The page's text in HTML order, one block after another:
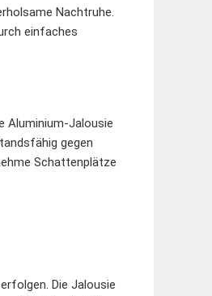
Nachtruhe.
einfaches
Aluminium-Jalousie
gegen
Schattenplätze
Die Jalousie